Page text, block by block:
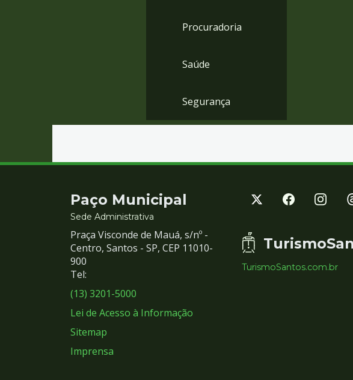
Procuradoria
Saúde
Segurança
Contato
e
Redes
Sociais
Paço Municipal
Sede Administrativa
Praça Visconde de Mauá, s/nº -
Centro, Santos - SP, CEP 11010-
900
Tel:
(13) 3201-5000
Lei de Acesso à Informação
Sitemap
Imprensa
TurismoSantos.com.br